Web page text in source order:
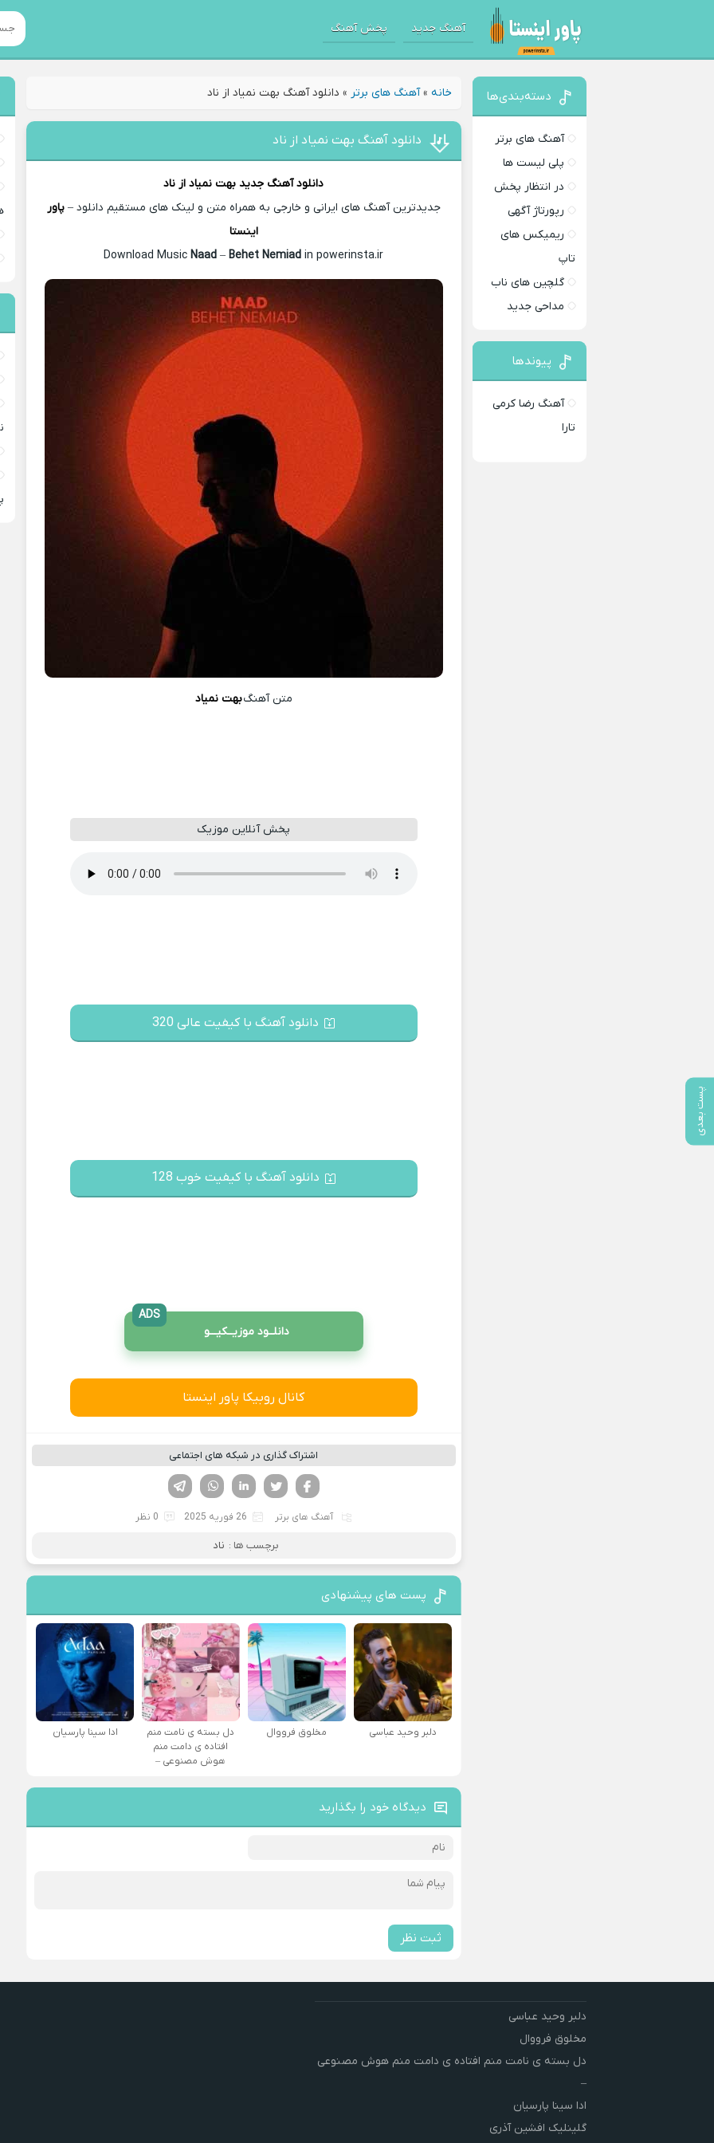
آهنگ جدید پخش آهنگ
خانه »آهنگ های برتر » دانلود آهنگ بهت نمیاد از ناد
پست بعدی
دانلود آهنگ بهت نمیاد از ناد
دانلود آهنگ جدید بهت نمیاد از ناد
جدیدترین آهنگ های ایرانی و خارجی به همراه متن و لینک های مستقیم دانلود –پاور
اینستا
Download Music
Naad– Behet Nemiad in powerinsta.ir
متن آهنگبهت نمیاد
پخش آنلاین موزیک
دانلود آهنگ با کیفیت عالی 320
دانلود آهنگ با کیفیت خوب 128
دانلــود موزیــکیـــو
ADS
کانال روبیکا پاور اینستا
اشتراک گذاری در شبکه های اجتماعی
لینکدین تویتر
فیسوک
آهنگ های برتر 26 فوریه 2025 0 نظر
برچسب ها : ناد
پست های پیشنهادی
دلبر وحید عباسی مخلوق فرووال
دل بسته ی نامت منم
افتاده ی دامت منم
هوش مصنوعی –
ادا سینا پارسیان
دیدگاه خود را بگذارید
ثبت نظر
دسته‌بندی‌ها
آهنگ های برتر
پلی لیست ها
در انتظار پخش
رپورتاژ آگهی
ریمیکس های
تاپ
گلچین های ناب
مداحی جدید
پیوندها
آهنگ رضا کرمی
تارا
دلبر وحید عباسی
مخلوق فرووال
دل بسته ی نامت منم افتاده ی دامت منم هوش مصنوعی
–
ادا سینا پارسیان
گلینلیک افشین آذری